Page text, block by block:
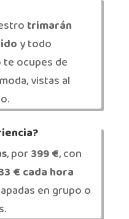
trimarán
y todo
ocupes de
vistas al
, por399 €, con
€ cada hora
en grupo o